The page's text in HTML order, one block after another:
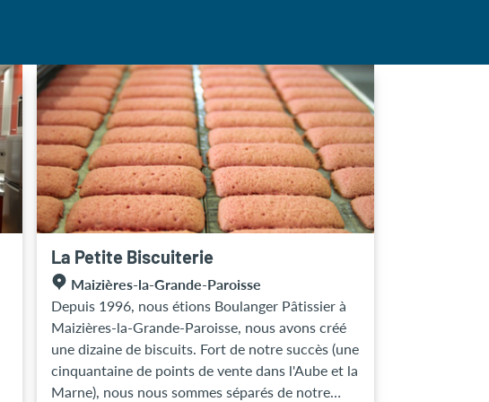
La Petite Biscuiterie
Maizières-la-Grande-Paroisse
Depuis 1996, nous étions Boulanger Pâtissier à
Maizières-la-Grande-Paroisse, nous avons créé
une dizaine de biscuits. Fort de notre succès (une
cinquantaine de points de vente dans l'Aube et la
Marne), nous nous sommes séparés de notre